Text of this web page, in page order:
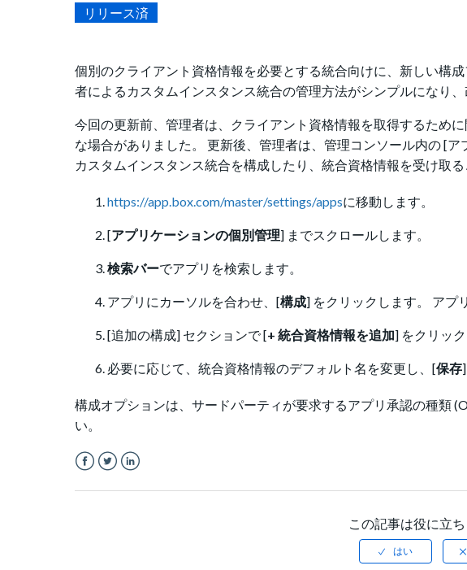
リリース済
個別のクライアント資格情報を必要とする統合向けに、新しい構
者によるカスタムインスタンス統合の管理方法がシンプルになり、
今回の更新前、管理者は、クライアント資格情報を取得するため
な場合がありました。 更新後、管理者は、管理コンソール内の [
カスタムインスタンス統合を構成したり、統合資格情報を受け取る
https://app.box.com/master/settings/appsに移動します。
[アプリケーションの個別管理] までスクロールします。
検索バーでアプリを検索します。
アプリにカーソルを合わせ、[構成] をクリックします。 アプ
[追加の構成] セクションで [+ 統合資格情報を追加] をクリック
必要に応じて、統合資格情報のデフォルト名を変更し、[保存
構成オプションは、サードパーティが要求するアプリ承認の種類
い。
この記事は役に立